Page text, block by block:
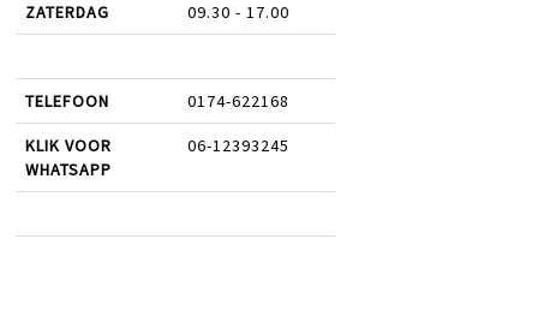
ZATERDAG 09.30 - 17.00
TELEFOON 0174-622168
KLIK VOOR
WHATSAPP
06-12393245